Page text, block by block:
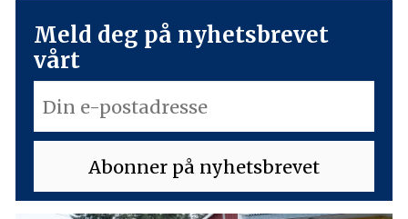
Meld deg på nyhetsbrevet
vårt